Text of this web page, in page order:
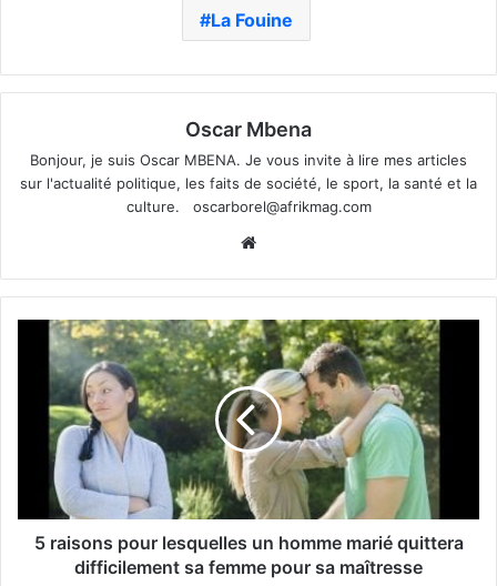
La Fouine
Oscar Mbena
Bonjour, je suis Oscar MBENA. Je vous invite à lire mes articles
sur l'actualité politique, les faits de société, le sport, la santé et la
culture. oscarborel@afrikmag.com
5 raisons pour lesquelles un homme marié quittera
difficilement sa femme pour sa maîtresse